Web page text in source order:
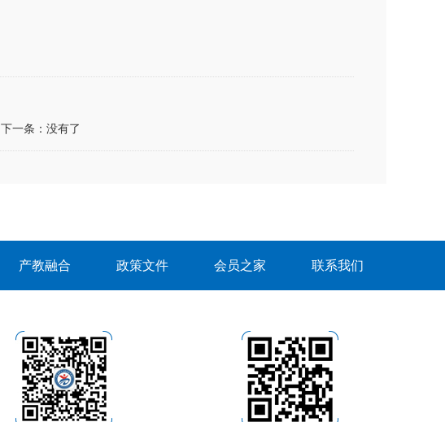
下一条：没有了
产教融合 政策文件 会员之家 联系我们